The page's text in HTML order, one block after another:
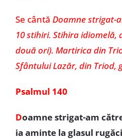
Se cântă Doamne strigat-
10 stihiri. Stihira idiomelă,
două ori). Martirica din
Sfântului Lazăr, din Triod,
Psalmul 140
Doamne strigat-am
ia aminte la glasul